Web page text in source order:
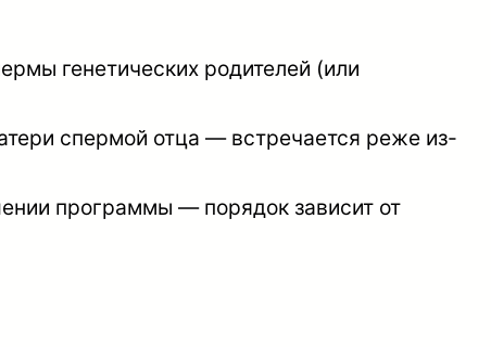
генетических родителей (или
спермой отца — встречается реже из-
программы — порядок зависит от